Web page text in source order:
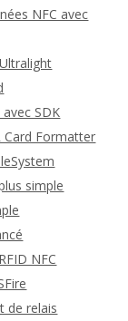
NFC avec
SDK
Card Formatter
simple
NFC
de relais